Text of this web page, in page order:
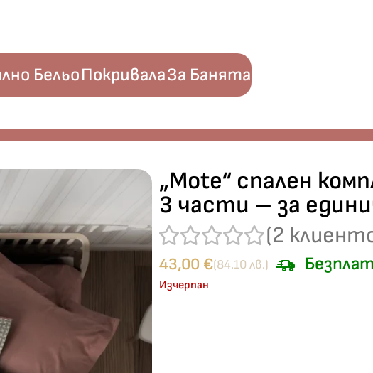
БельоПокривалаЗа Банята
„Mote“ спален
3 части – за
(2
43,00 €(84.10 лв.)
Изчерпан